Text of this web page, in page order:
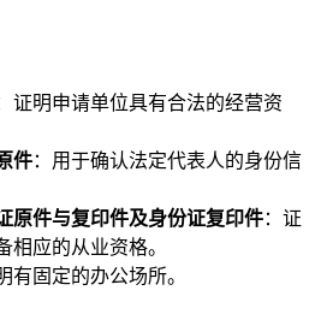
证明申请单位具有合法的经营资
件：用于确认法定代表人的身份信
原件与复印件及身份证复印件：证
相应的从业资格。
有固定的办公场所。